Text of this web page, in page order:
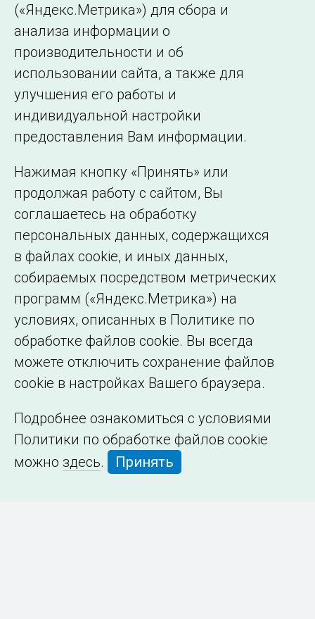
← Все публикации
Подписаться на новости
©2005–2026 АО «СО ЕЭС»
Филиалы и
представительства
образовательной
организации
(«Яндекс.Метрика») для сбора и
анализа информации о
производительности и об
использовании сайта, а также для
улучшения его работы и
индивидуальной настройки
предоставления Вам информации.
Нажимая кнопку «Принять» или
продолжая работу с сайтом, Вы
соглашаетесь на обработку
персональных данных, содержащихся
в файлах cookie, и иных данных,
собираемых посредством метрических
программ («Яндекс.Метрика») на
условиях, описанных в Политике по
обработке файлов cookie. Вы всегда
можете отключить сохранение файлов
cookie в настройках Вашего браузера.
Подробнее ознакомиться с условиями
Политики по обработке файлов cookie
можно здесь. Принять